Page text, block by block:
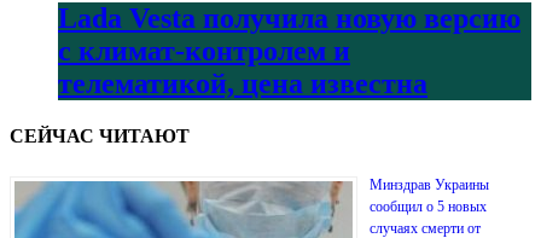
Lada Vesta получила новую версию
с климат-контролем и
телематикой, цена известна
СЕЙЧАС ЧИТАЮТ
Минздрав Украины
сообщил о 5 новых
случаях смерти от